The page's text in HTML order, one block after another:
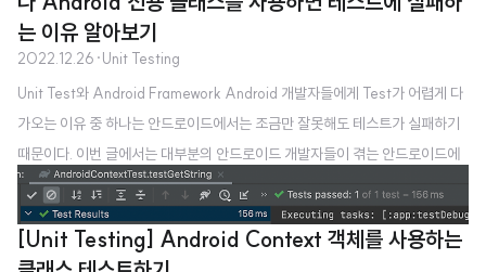
ult = LoginRepositoryRe..
는 이유 알아보기
2022.12.26 ·Unit Testing
Unit Test와 Android Framework Android 개발자들에게 Test가 어렵게 다
가오는 이유 중 하나는 안드로이드에서는 조금만 잘못해도 테스트가 실패하기
때문이다. 이번 글에서는 대부분의 안드로이드 개발자들이 겪는 안드로이드에
서 테스트가 실패하는 이유 두가지와 해결 방법에 대해 알아볼 것이다. 안드로
이드에서 테스트가 실패하는 케이스 안드로이드에서 안드로이드로 인해 테스
트가 실패하는 케이스는 두가지이다. 바로 안드로이드에서 제공하는 정적 메서
[Unit Testing] Android Context 객체를 사용하는